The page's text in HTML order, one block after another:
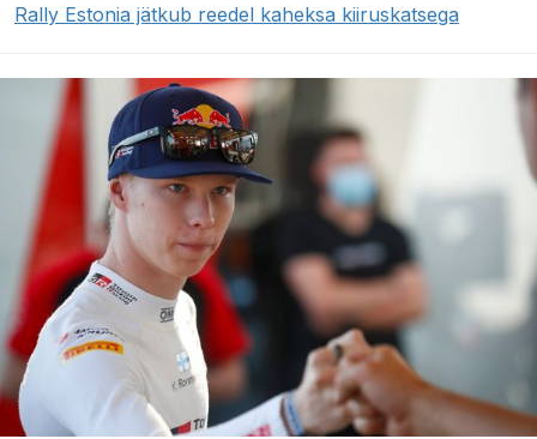
Rally Estonia jätkub reedel kaheksa kiiruskatsega